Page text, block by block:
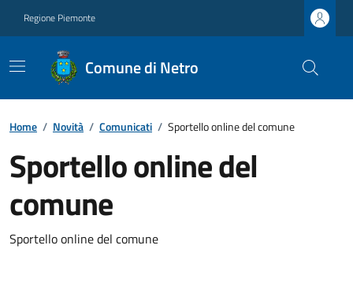
Regione Piemonte
Comune di Netro
Home / Novità / Comunicati / Sportello online del comune
Sportello online del
comune
Sportello online del comune